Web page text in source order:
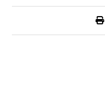
«incidente» fra le